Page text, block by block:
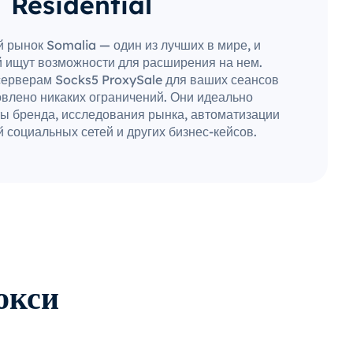
рынок Somalia — один из лучших в мире, и
ищут возможности для расширения на нем.
Socks5 ProxySale для ваших сеансов
никаких ограничений. Они идеально
бренда, исследования рынка, автоматизации
социальных сетей и других бизнес-кейсов.